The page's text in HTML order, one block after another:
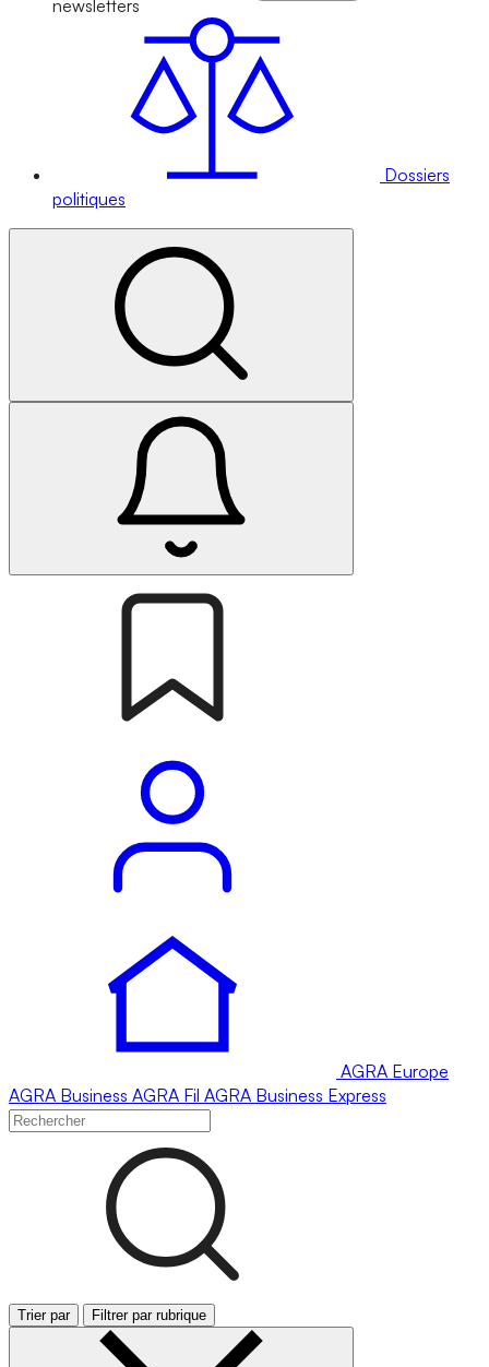
newsletters
Dossiers
politiques
AGRA Europe
AGRA Business AGRA Fil AGRA Business Express
Trier par Filtrer par rubrique